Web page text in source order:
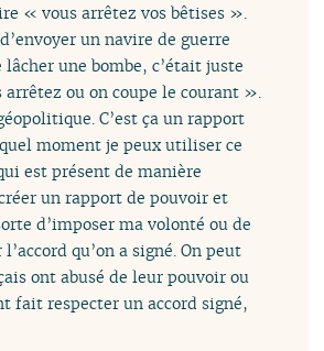
« vous arrêtez vos bêtises ».
un navire de guerre
lâcher une bombe, c’était juste
ou on coupe le courant ».
C’est ça un rapport
moment je peux utiliser ce
est présent de manière
un rapport de pouvoir et
d’imposer ma volonté ou de
qu’on a signé. On peut
ont abusé de leur pouvoir ou
fait respecter un accord signé,